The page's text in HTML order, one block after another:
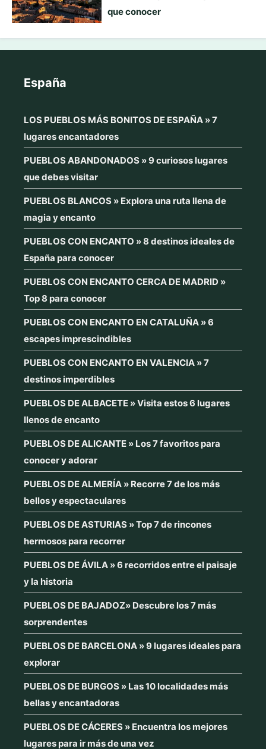
que conocer
España
LOS PUEBLOS MÁS BONITOS DE ESPAÑA » 7
lugares encantadores
PUEBLOS ABANDONADOS » 9 curiosos lugares
que debes visitar
PUEBLOS BLANCOS » Explora una ruta llena de
magia y encanto
PUEBLOS CON ENCANTO » 8 destinos ideales de
España para conocer
PUEBLOS CON ENCANTO CERCA DE MADRID »
Top 8 para conocer
PUEBLOS CON ENCANTO EN CATALUÑA » 6
escapes imprescindibles
PUEBLOS CON ENCANTO EN VALENCIA » 7
destinos imperdibles
PUEBLOS DE ALBACETE » Visita estos 6 lugares
llenos de encanto
PUEBLOS DE ALICANTE » Los 7 favoritos para
conocer y adorar
PUEBLOS DE ALMERÍA » Recorre 7 de los más
bellos y espectaculares
PUEBLOS DE ASTURIAS » Top 7 de rincones
hermosos para recorrer
PUEBLOS DE ÁVILA » 6 recorridos entre el paisaje
y la historia
PUEBLOS DE BAJADOZ» Descubre los 7 más
sorprendentes
PUEBLOS DE BARCELONA » 9 lugares ideales para
explorar
PUEBLOS DE BURGOS » Las 10 localidades más
bellas y encantadoras
PUEBLOS DE CÁCERES » Encuentra los mejores
lugares para ir más de una vez